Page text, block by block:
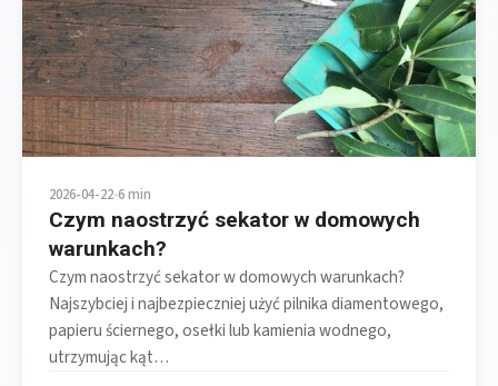
2026-04-22•6 min
Czym naostrzyć sekator w domowych
warunkach?
Czym naostrzyć sekator w domowych warunkach?
Najszybciej i najbezpieczniej użyć pilnika diamentowego,
papieru ściernego, osełki lub kamienia wodnego,
utrzymując kąt…